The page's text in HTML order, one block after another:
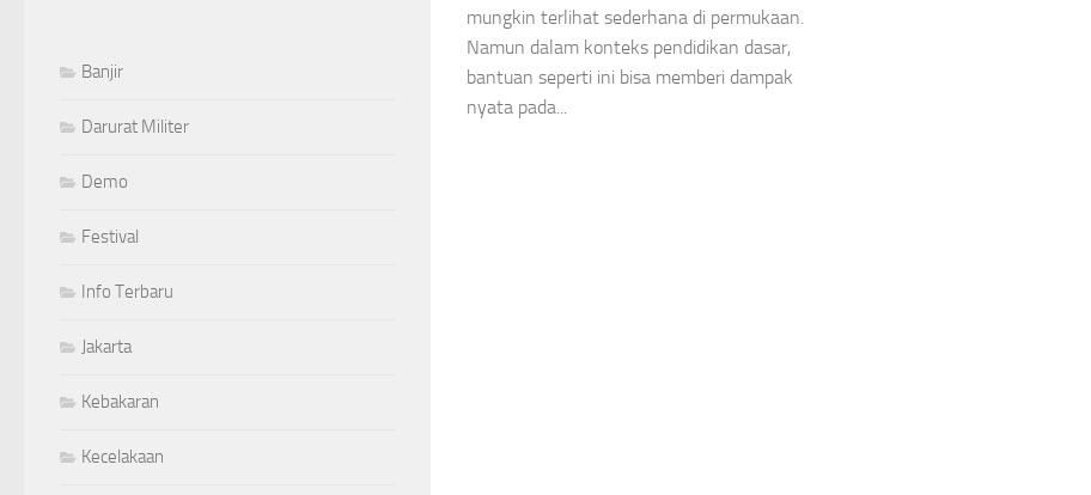
mungkin terlihat sederhana di permukaan.
Namun dalam konteks pendidikan dasar,
bantuan seperti ini bisa memberi dampak
nyata pada...
Banjir
Darurat Militer
Demo
Festival
Info Terbaru
Jakarta
Kebakaran
Kecelakaan